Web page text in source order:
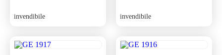
invendibile invendibile